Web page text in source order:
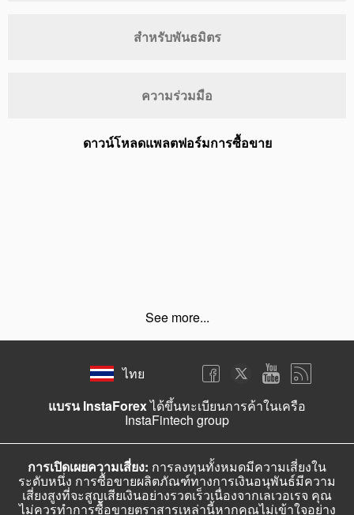
สำหรับพันธมิตร
ความร่วมมือ
ดาวน์โหลดแพลตฟอร์มการซื้อขาย
See more...
ไทย
แบรน InstaForexได้ขึ้นทะเบียนการค้าในเครือ
InstaFintech group
การเปิดเผยความเสี่ยง: การลงทุนทั้งหมดมีความเสี่ยงใน
ระดับหนึ่ง การซื้อขายผลิตภัณฑ์ทางการเงินอนุพันธ์มีความ
เสี่ยงสูงที่จะสูญเสียเงินอย่างรวดเร็วเนื่องจากเลเวอเรจ คุณ
ไม่ควรทำการซื้อขายตราสารเหล่านี้หากคุณไม่เข้าใจอย่าง